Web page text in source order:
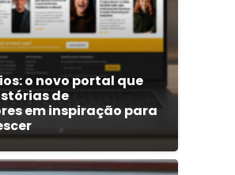
o novo portal que
de
em inspiração para